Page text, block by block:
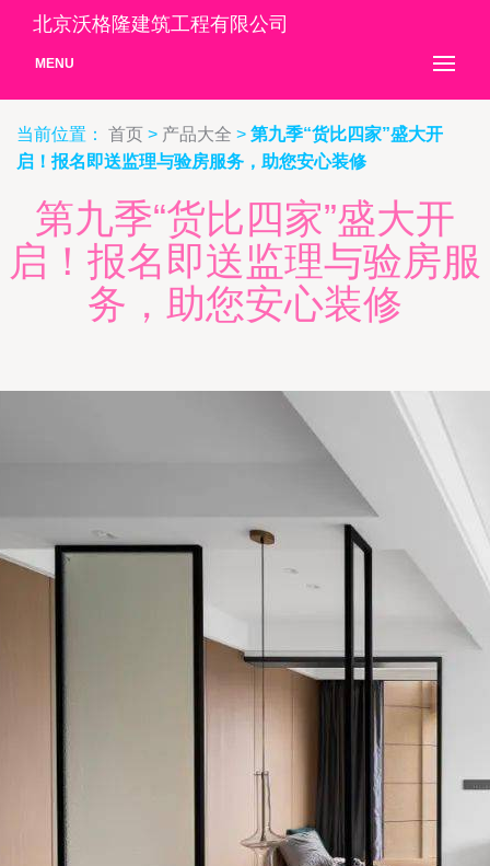
北京沃格隆建筑工程有限公司
MENU
当前位置： 首页 > 产品大全 > 第九季“货比四家”盛大开
启！报名即送监理与验房服务，助您安心装修
第九季“货比四家”盛大开
启！报名即送监理与验房服
务，助您安心装修